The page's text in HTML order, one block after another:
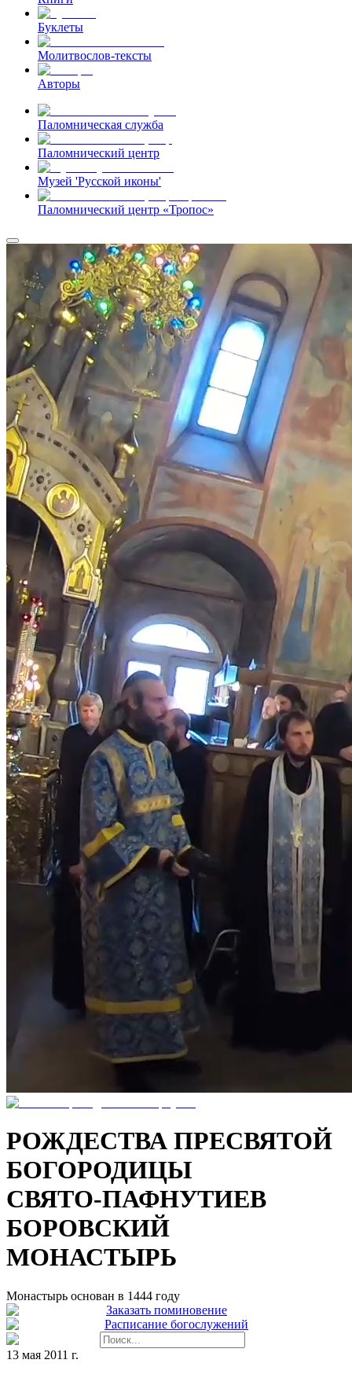
Буклеты
Молитвослов-тексты
Авторы
Паломническая служба
Паломнический центр
Музей 'Русской иконы'
Паломнический центр «Тропос»
РОЖДЕСТВА ПРЕСВЯТОЙ
БОГОРОДИЦЫ
СВЯТО-ПАФНУТИЕВ
БОРОВСКИЙ
МОНАСТЫРЬ
Монастырь основан в 1444 году
Заказать поминовение
Расписание богослужений
13 мая 2011 г.